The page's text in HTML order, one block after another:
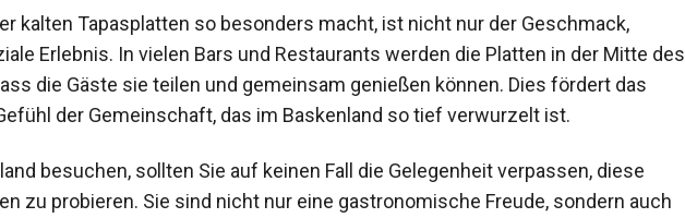
kalten Tapasplatten so besonders macht, ist nicht nur der Geschmack,
Erlebnis. In vielen Bars und Restaurants werden die Platten in der Mitte des
die Gäste sie teilen und gemeinsam genießen können. Dies fördert das
der Gemeinschaft, das im Baskenland so tief verwurzelt ist.
besuchen, sollten Sie auf keinen Fall die Gelegenheit verpassen, diese
zu probieren. Sie sind nicht nur eine gastronomische Freude, sondern auch